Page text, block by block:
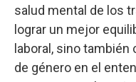
salud mental de los
lograr un mejor
laboral, sino
de género en el